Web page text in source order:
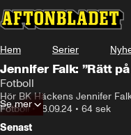
Hem Serier
Jennifer Falk: ”Rätt
Fotboll
Hör BK Häckens Jennifer
Fotboll•18.09.24 • 64 sek
Se mer
Senast